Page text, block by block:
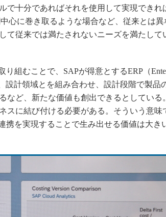
で十分であればそれを使用して実現できれ
心に巻き取るような場合など、従来とは
て従来では満たされないニーズを満たして
組むことで、SAPが得意とするERP（
設計領域とを組み合わせ、設計段階で製品
など、新たな価値も創出できるとしている
スに結び付ける必要がある。そういう意味
携を実現することで生み出せる価値は大き